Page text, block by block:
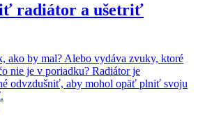
radiátor a ušetriť
ako by mal? Alebo vydáva zvuky, ktoré
nie je v poriadku? Radiátor je
odvzdušniť, aby mohol opäť plniť svoju